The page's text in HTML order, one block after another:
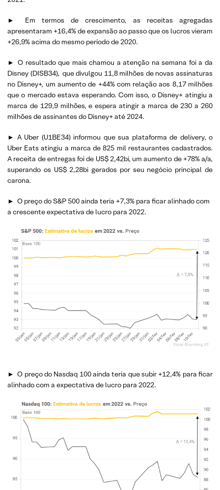
►
Em termos de crescimento, as receitas agregadas
apresentaram +16,4% de expansão ao passo que os lucros vieram
+26,9% acima do mesmo período de 2020.
► O resultado que mais chamou a atenção na semana foi a da
Disney (DISB34), que divulgou 11,8 milhões de novas assinaturas
no Disney+, um aumento de +44% com relação aos 8,17 milhões
que o mercado estava esperando. Com isso, o Disney+ atingiu a
marca de 129,9 milhões, e espera atingir a marca de 230 a 260
milhões de assinantes do Disney+ até 2024.
► A Uber (U1BE34) informou que sua plataforma de delivery, o
Uber Eats atingiu a marca de 825 mil restaurantes cadastrados.
A receita de entregas foi de US$ 2,42bi, um aumento de +78% a/a,
superando os US$ 2,28bi gerados por seu negócio principal de
carona.
► O preço do S&P 500 ainda teria +7,3% para ficar alinhado com
a crescente expectativa de lucro para 2022.
► O preço do Nasdaq 100 ainda teria que subir +12,4% para ficar
alinhado com a expectativa de lucro para 2022.